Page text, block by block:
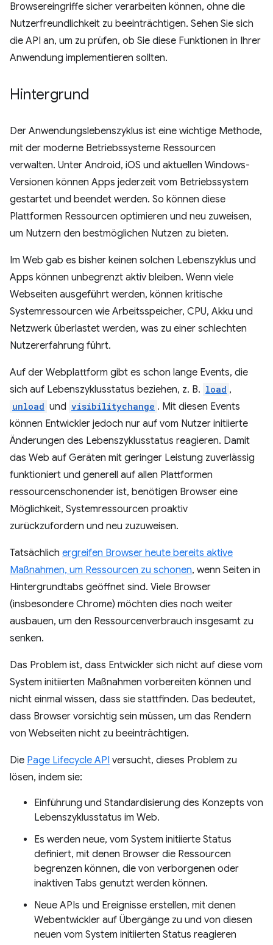
Browsereingriffe sicher verarbeiten können, ohne die
Nutzerfreundlichkeit zu beeinträchtigen. Sehen Sie sich
die API an, um zu prüfen, ob Sie diese Funktionen in Ihrer
Anwendung implementieren sollten.
Hintergrund
Der Anwendungslebenszyklus ist eine wichtige Methode,
mit der moderne Betriebssysteme Ressourcen
verwalten. Unter Android, iOS und aktuellen Windows-
Versionen können Apps jederzeit vom Betriebssystem
gestartet und beendet werden. So können diese
Plattformen Ressourcen optimieren und neu zuweisen,
um Nutzern den bestmöglichen Nutzen zu bieten.
Im Web gab es bisher keinen solchen Lebenszyklus und
Apps können unbegrenzt aktiv bleiben. Wenn viele
Webseiten ausgeführt werden, können kritische
Systemressourcen wie Arbeitsspeicher, CPU, Akku und
Netzwerk überlastet werden, was zu einer schlechten
Nutzererfahrung führt.
Auf der Webplattform gibt es schon lange Events, die
sich auf Lebenszyklusstatus beziehen, z. B. load ,
unload und visibilitychange . Mit diesen Events
können Entwickler jedoch nur auf vom Nutzer initiierte
Änderungen des Lebenszyklusstatus reagieren. Damit
das Web auf Geräten mit geringer Leistung zuverlässig
funktioniert und generell auf allen Plattformen
ressourcenschonender ist, benötigen Browser eine
Möglichkeit, Systemressourcen proaktiv
zurückzufordern und neu zuzuweisen.
Tatsächlich ergreifen Browser heute bereits aktive
Maßnahmen, um Ressourcen zu schonen, wenn Seiten in
Hintergrundtabs geöffnet sind. Viele Browser
(insbesondere Chrome) möchten dies noch weiter
ausbauen, um den Ressourcenverbrauch insgesamt zu
senken.
Das Problem ist, dass Entwickler sich nicht auf diese vom
System initiierten Maßnahmen vorbereiten können und
nicht einmal wissen, dass sie stattfinden. Das bedeutet,
dass Browser vorsichtig sein müssen, um das Rendern
von Webseiten nicht zu beeinträchtigen.
Die Page Lifecycle API versucht, dieses Problem zu
lösen, indem sie:
Einführung und Standardisierung des Konzepts von
Lebenszyklusstatus im Web.
Es werden neue, vom System initiierte Status
definiert, mit denen Browser die Ressourcen
begrenzen können, die von verborgenen oder
inaktiven Tabs genutzt werden können.
Neue APIs und Ereignisse erstellen, mit denen
Webentwickler auf Übergänge zu und von diesen
neuen vom System initiierten Status reagieren